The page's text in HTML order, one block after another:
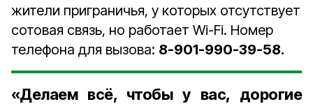
жители приграничья, у которых отсутствует
сотовая связь, но работает Wi-Fi. Номер
телефона для вызова: 8-901-990-39-58.
«Делаем всё, чтобы у вас, дорогие